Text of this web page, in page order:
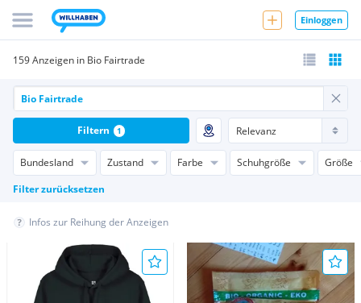
Einloggen
159 Anzeigen in Bio Fairtrade
Bundesland Zustand Farbe Schuhgröße
Größe
Filter zurücksetzen
Filtern 1
Infos zur Reihung der Anzeigen